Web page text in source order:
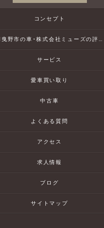
コンセプト
羽曳野市の車･株式会社ミューズの評判
サービス
愛車買い取り
中古車
よくある質問
アクセス
求人情報
ブログ
サイトマップ